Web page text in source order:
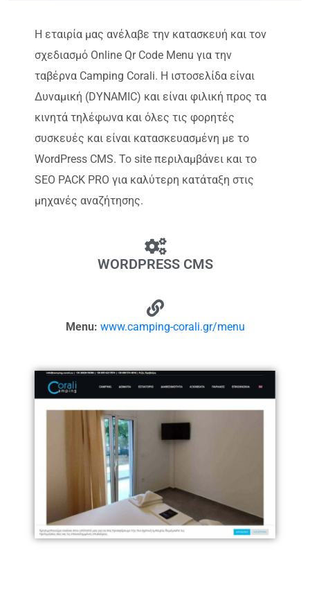
Η εταιρία μας ανέλαβε την κατασκευή και τον
σχεδιασμό Online Qr Code Menu για την
ταβέρνα Camping Corali. Η ιστοσελίδα είναι
Δυναμική (DYNAMIC) και είναι φιλική προς τα
κινητά τηλέφωνα και όλες τις φορητές
συσκευές και είναι κατασκευασμένη με το
WordPress CMS. Το site περιλαμβάνει και το
SEO PACK PRO για καλύτερη κατάταξη στις
μηχανές αναζήτησης.
WORDPRESS CMS
Menu: www.camping-corali.gr/menu